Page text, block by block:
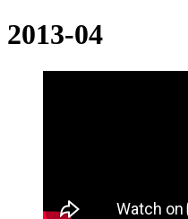
2013-04